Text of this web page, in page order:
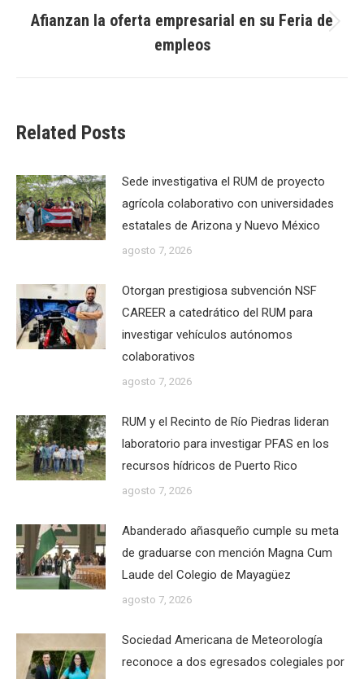
Next
post:
Afianzan la oferta empresarial en su Feria de
empleos
Related Posts
Sede investigativa el RUM de proyecto
agrícola colaborativo con universidades
estatales de Arizona y Nuevo México
agosto 7, 2026
Otorgan prestigiosa subvención NSF
CAREER a catedrático del RUM para
investigar vehículos autónomos
colaborativos
agosto 7, 2026
RUM y el Recinto de Río Piedras lideran
laboratorio para investigar PFAS en los
recursos hídricos de Puerto Rico
agosto 7, 2026
Abanderado añasqueño cumple su meta
de graduarse con mención Magna Cum
Laude del Colegio de Mayagüez
agosto 7, 2026
Sociedad Americana de Meteorología
reconoce a dos egresados colegiales por